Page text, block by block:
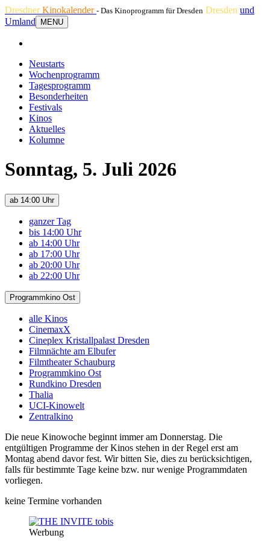
DresdnerKinokalender - Das Kinoprogramm für Dresden Dresden und
Umland
MENU
Neustarts
Wochenprogramm
Tagesprogramm
Besonderheiten
Festivals
Kinos
Aktuelles
Kolumne
Sonntag, 5. Juli 2026
ab 14:00 Uhr
ganzer Tag
bis 14:00 Uhr
ab 14:00 Uhr
ab 17:00 Uhr
ab 20:00 Uhr
ab 22:00 Uhr
Programmkino Ost
alle Kinos
CinemaxX
Cineplex Kristallpalast Dresden
Filmnächte am Elbufer
Filmtheater Schauburg
Programmkino Ost
Rundkino Dresden
Thalia
UCI-Kinowelt
Zentralkino
Die neue Kinowoche beginnt immer am Donnerstag. Die
entgültigen Programme der Kinos stehen in der Regel erst am
Montag abend davor fest. Wir bitten Sie, dies zu berücksichtigen,
falls für bestimmte Tage keine bzw. nur wenige Programmdaten
vorliegen.
keine Termine vorhanden
Werbung